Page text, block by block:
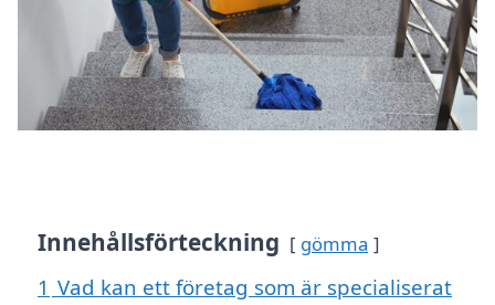
Innehållsförteckning gömma
1 Vad kan ett företag som är specialiserat